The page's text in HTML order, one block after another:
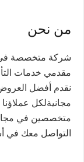
من نحن
شركة متخصصة في
مقدمي خدمات
نقدم أفضل
مجانيةلكل
متخصصين في
التواصل معك